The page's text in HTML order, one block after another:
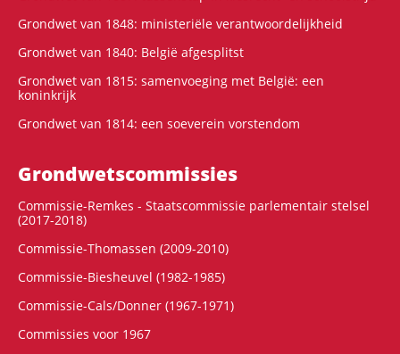
Grondwet van 1848: ministeriële verantwoordelijkheid
Grondwet van 1840: België afgesplitst
Grondwet van 1815: samenvoeging met België: een
koninkrijk
Grondwet van 1814: een soeverein vorstendom
Grondwets­commissies
Commissie-Remkes - Staatscommissie parlementair stelsel
(2017-2018)
Commissie-Thomassen (2009-2010)
Commissie-Biesheuvel (1982-1985)
Commissie-Cals/Donner (1967-1971)
Commissies voor 1967